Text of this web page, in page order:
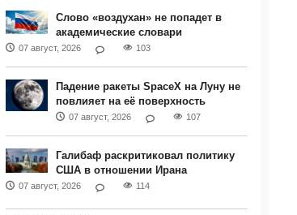
Слово «воздухан» не попадет в
академические словари
07 август, 2026 103
Падение ракеты SpaceX на Луну не
повлияет на её поверхность
07 август, 2026 107
Галибаф раскритиковал политику
США в отношении Ирана
07 август, 2026 114